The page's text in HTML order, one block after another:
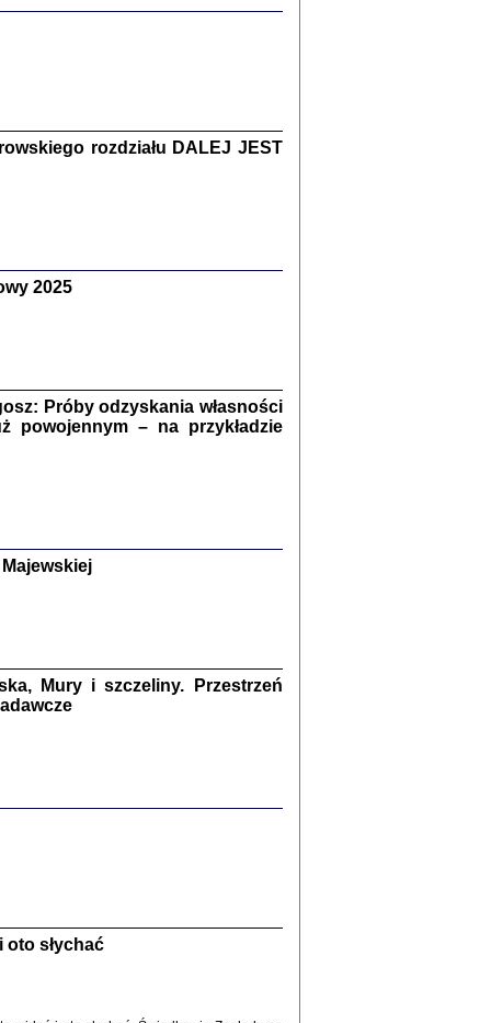
Warszawa 2018
PRZESZLI ...
rozdziału DALEJ JEST
2025
Próby odzyskania własności
powojennym – na przykładzie
Mury i szczeliny. Przestrzeń
oto słychać